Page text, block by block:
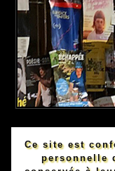
Ce site est
personnelle